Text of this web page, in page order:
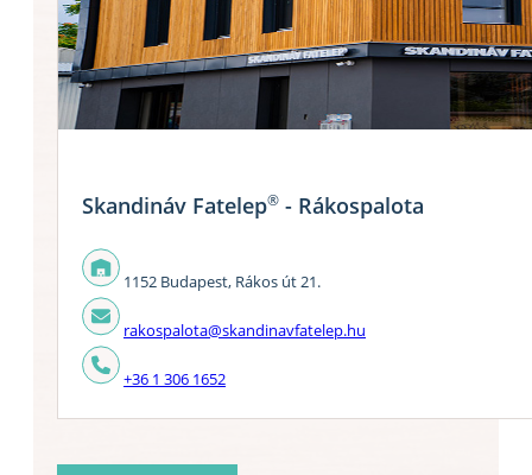
Skandináv Fatelep® - Rákospalota
1152 Budapest, Rákos út 21.
rakospalota@skandinavfatelep.hu
+36 1 306 1652